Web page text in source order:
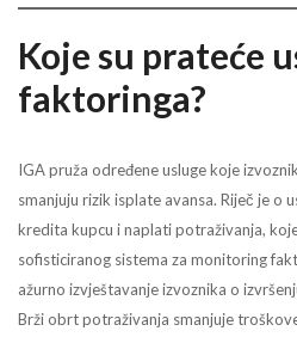
Koje su prateće
faktoringa?
IGA pruža određene usluge koje
smanjuju rizik isplate avansa. Riječ je o
kredita kupcu i naplati potraživanja,
sofisticiranog sistema za monitoring
ažurno izvještavanje izvoznika o
Brži obrt potraživanja smanjuje